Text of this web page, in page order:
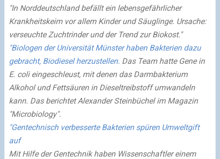
"In Norddeutschland befällt ein lebensgefährlicher
Krankheitskeim vor allem Kinder und Säuglinge. Ursache:
verseuchte Zuchtrinder und der Trend zur Biokost."
"Biologen der Universität Münster haben Bakterien dazu
gebracht, Biodiesel herzustellen. Das Team hatte Gene in
E. coli eingeschleust, mit denen das Darmbakterium
Alkohol und Fettsäuren in Dieseltreibstoff umwandeln
kann. Das berichtet Alexander Steinbüchel im Magazin
"Microbiology".
"Gentechnisch verbesserte Bakterien spüren Umweltgift
auf
Mit Hilfe der Gentechnik haben Wissenschaftler einem